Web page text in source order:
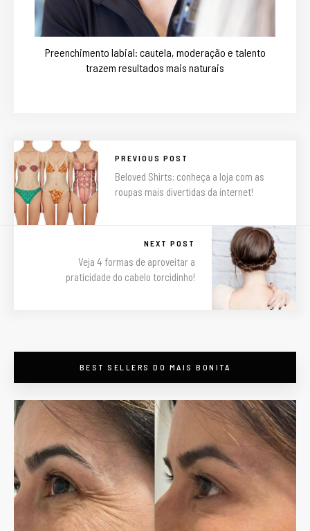
Preenchimento labial: cautela, moderação e talento
trazem resultados mais naturais
PREVIOUS POST
Beloved Shirts: conheça a loja com as
roupas mais divertidas da internet!
NEXT POST
Veja 4 formas de aproveitar a
praticidade do cabelo torcidinho!
BEST SELLERS DO MAIS BONITA
maisbonitapormenos
preços válidos só pelo
nosso site/app -
Botox, Preenchimento,
Bioestimuladores,
Massagens e
Drenagens e +